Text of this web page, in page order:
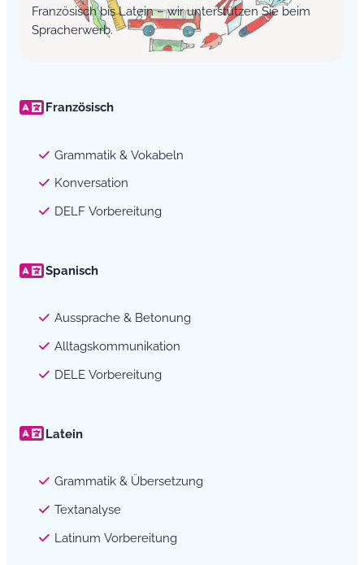
Französisch bis Latein – wir unterstützen Sie beim
Spracherwerb.
Französisch
Grammatik & Vokabeln
Konversation
DELF Vorbereitung
Spanisch
Aussprache & Betonung
Alltagskommunikation
DELE Vorbereitung
Latein
Grammatik & Übersetzung
Textanalyse
Latinum Vorbereitung